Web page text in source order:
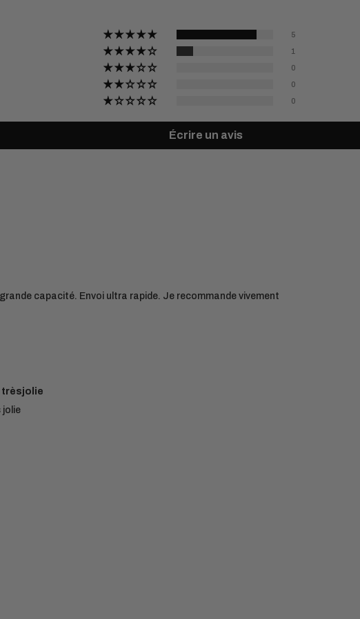
5
1
0
0
0
Écrire un avis
capacité. Envoi ultra rapide. Je recommande vivement
trèsjolie
jolie